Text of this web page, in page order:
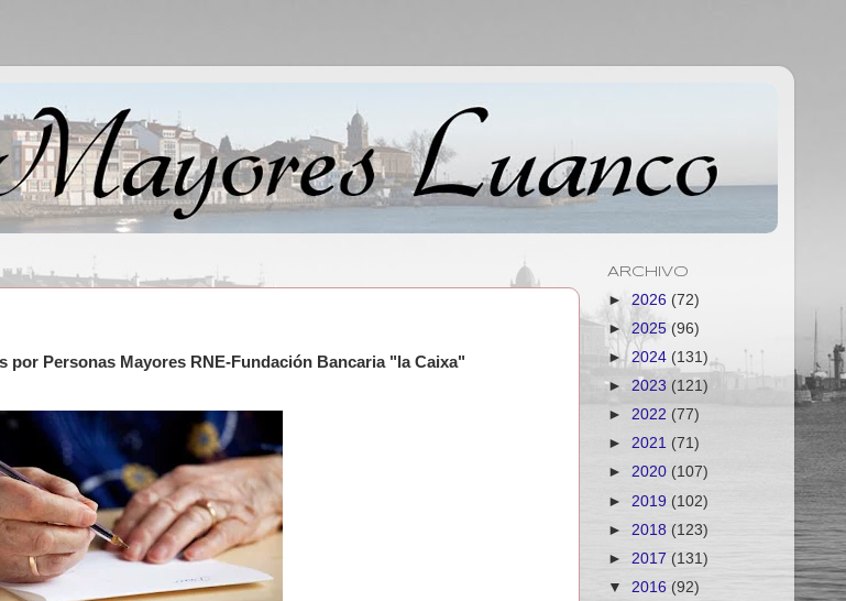
por Personas Mayores RNE-Fundación Bancaria "la Caixa"
ARCHIVO
► 2026 (72)
► 2025 (96)
► 2024 (131)
► 2023 (121)
► 2022 (77)
► 2021 (71)
► 2020 (107)
► 2019 (102)
► 2018 (123)
► 2017 (131)
▼ 2016 (92)